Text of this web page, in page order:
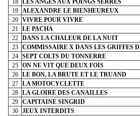
18
LES ANGES AUX POINGS SERRES
19
ALEXANDRE LE BIENHEUREUX
20
VIVRE POUR VIVRE
21
LE PACHA
22
DANS LA CHALEUR DE LA NUIT
23
COMMISSAIRE X DANS LES GRIFFES
24
SEPT COLTS DU TONNERRE
25
ON NE VIT QUE DEUX FOIS
26
LE BON, LA BRUTE ET LE TRUAND
27
LA MOTOCYCLETTE
28
LA GLOIRE DES CANAILLES
29
CAPITAINE SINGRID
30
JEUX INTERDITS